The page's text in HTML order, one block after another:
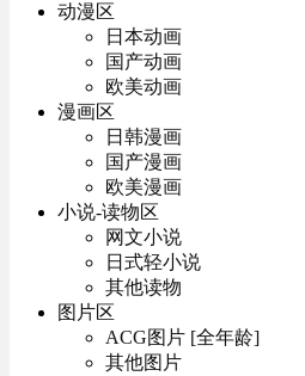
动漫区
日本动画
国产动画
欧美动画
漫画区
日韩漫画
国产漫画
欧美漫画
小说-读物区
网文小说
日式轻小说
其他读物
图片区
ACG图片 [全年龄]
其他图片